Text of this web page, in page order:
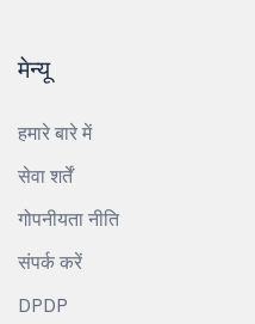
मेन्यू
हमारे बारे में
सेवा शर्तें
गोपनीयता नीति
संपर्क करें
DPDP